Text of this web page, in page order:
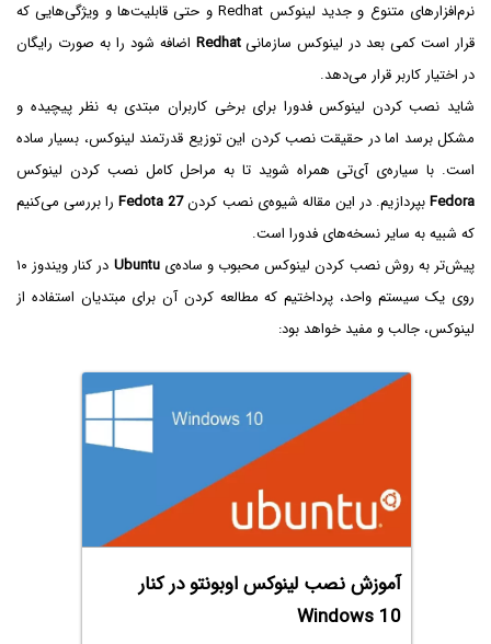
نرم‌افزارهای متنوع و جدید لینوکس Redhat و حتی قابلیت‌ها و ویژگی‌هایی که
قرار است کمی بعد در لینوکس سازمانیRedhat اضافه شود را به صورت رایگان
در اختیار کاربر قرار می‌دهد.
شاید نصب کردن لینوکس فدورا برای برخی کاربران مبتدی به نظر پیچیده و
مشکل برسد اما در حقیقت نصب کردن این توزیع قدرتمند لینوکس، بسیار ساده
است. با سیاره‌ی آی‌تی همراه شوید تا به مراحل کامل نصب کردن لینوکس
Fedoraبپردازیم. در این مقاله شیوه‌ی نصب کردنFedota 27را بررسی می‌کنیم
که شبیه به سایر نسخه‌های فدورا است.
پیش‌تر به روش نصب کردن لینوکس محبوب و ساده‌یUbuntu
در کنار ویندوز ۱۰
روی یک سیستم واحد، پرداختیم که مطالعه کردن آن برای مبتدیان استفاده از
لینوکس، جالب و مفید خواهد بود:
آموزش نصب لینوکس اوبونتو در کنار
Windows 10